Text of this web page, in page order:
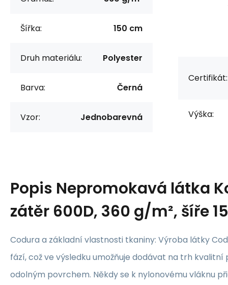
Šířka: 150 cm
Druh materiálu: Polyester
Barva: Černá
Vzor: Jednobarevná
Certifikát:
Výška:
Popis Nepromokavá látka
zátěr 600D, 360 g/m², šíře
Codura a základní vlastnosti tkaniny: Výroba látky
fází, což ve výsledku umožňuje dodávat na trh
odolným povrchem. Někdy se k nylonovému vláknu